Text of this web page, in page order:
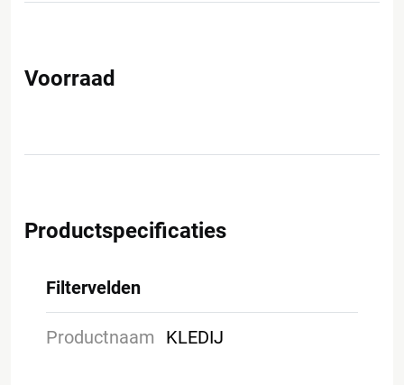
Voorraad
Productspecificaties
Filtervelden
Productnaam KLEDIJ